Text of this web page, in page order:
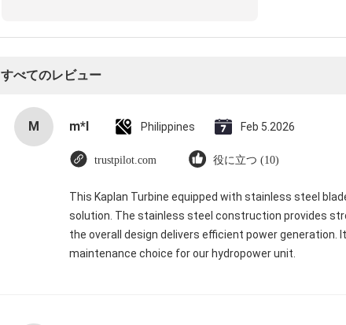
すべてのレビュー
M m*l Philippines Feb 5.2026
trustpilot.com 役に立つ (10)
This Kaplan Turbine equipped with stainless steel
solution. The stainless steel construction provides
the overall design delivers efficient power
maintenance choice for our hydropower unit.